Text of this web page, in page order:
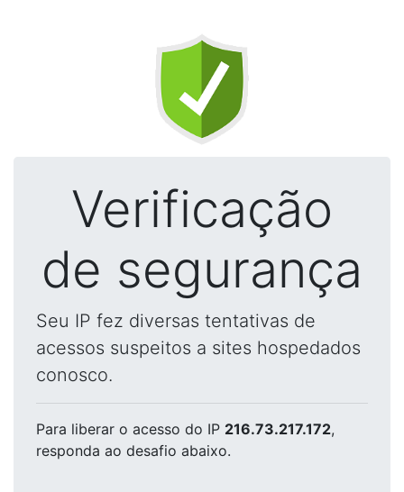
Verificação
de segurança
Seu IP fez diversas tentativas de
acessos suspeitos a sites hospedados
conosco.
Para liberar o acesso do IP 216.73.217.172,
responda ao desafio abaixo.